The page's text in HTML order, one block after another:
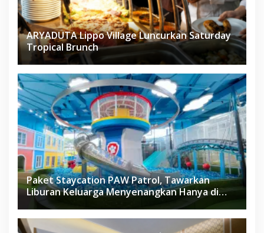
ARYADUTA Lippo Village Luncurkan Saturday
Tropical Brunch
Paket Staycation PAW Patrol, Tawarkan
Liburan Keluarga Menyenangkan Hanya di
Herloom Hotel BSD